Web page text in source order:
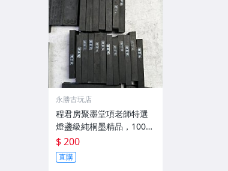
永勝古玩店
程君房聚墨堂項老師特選
燈盞級純桐墨精品，100克
以上，檀香墨質細膩黑亮
藍紫光放 檢驗嚴選推薦 燈
盞級墨 放藍紫光 檢驗嚴選
$ 200
直購